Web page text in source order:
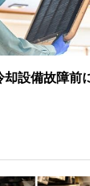
却設備故障前